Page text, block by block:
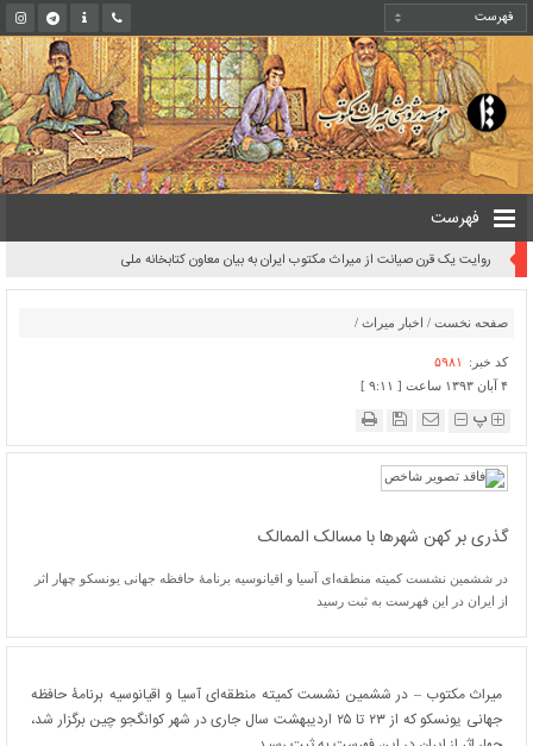
فهرست
روایت یک قرن صیانت از میراث مکتوب ایران به بیان معاون کتابخانه ملی
صفحه نخست / اخبار میراث /
کد خبر:
۵۹۸۱
۴ آبان ۱۳۹۳ ساعت [ ۹:۱۱ ]
پ
گذری بر کهن شهرها با مسالک الممالک
در ششمین نشست کمیته منطقه‌ای آسیا و اقیانوسیه برنامۀ حافظه جهانی یونسکو چهار اثر
از ايران در اين فهرست به ثبت رسید
میراث مکتوب – در ششمین نشست کمیته منطقه‌ای آسیا و اقیانوسیه برنامۀ حافظه
جهانی یونسکو که از ۲۳ تا ۲۵ اردیبهشت سال جاری در شهر کوانگجو چین برگزار شد،